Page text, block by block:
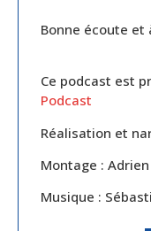
Bonne écoute et
Ce podcast est
Podcast
Réalisation et
Montage :
Musique :